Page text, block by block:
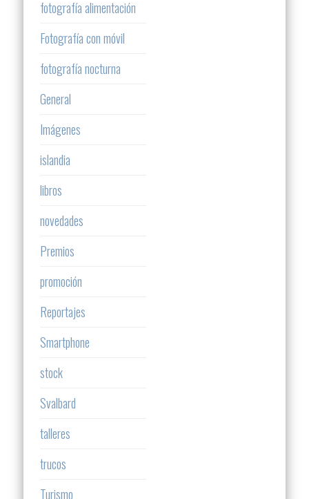
fotografía alimentación
Fotografía con móvil
fotografía nocturna
General
Imágenes
islandia
libros
novedades
Premios
promoción
Reportajes
Smartphone
stock
Svalbard
talleres
trucos
Turismo